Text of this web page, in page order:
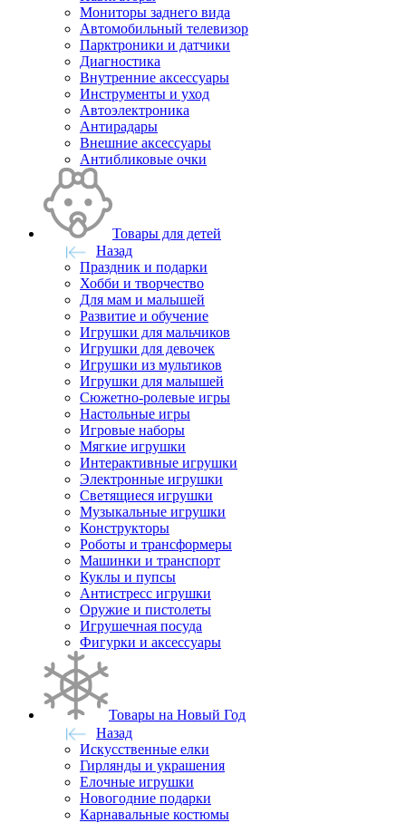
Мониторы заднего вида
Автомобильный телевизор
Парктроники и датчики
Диагностика
Внутренние аксессуары
Инструменты и уход
Автоэлектроника
Антирадары
Внешние аксессуары
Антибликовые очки
Товары для детей
Назад
Праздник и подарки
Хобби и творчество
Для мам и малышей
Развитие и обучение
Игрушки для мальчиков
Игрушки для девочек
Игрушки из мультиков
Игрушки для малышей
Сюжетно-ролевые игры
Настольные игры
Игровые наборы
Мягкие игрушки
Интерактивные игрушки
Электронные игрушки
Светящиеся игрушки
Музыкальные игрушки
Конструкторы
Роботы и трансформеры
Машинки и транспорт
Куклы и пупсы
Антистресс игрушки
Оружие и пистолеты
Игрушечная посуда
Фигурки и аксессуары
Товары на Новый Год
Назад
Искусственные елки
Гирлянды и украшения
Елочные игрушки
Новогодние подарки
Карнавальные костюмы